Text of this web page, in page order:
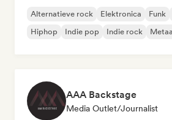
Alternatieve rock Elektronica Funk
Hiphop
Indie pop Indie rock
AAA Backstage
Media Outlet/Journalist